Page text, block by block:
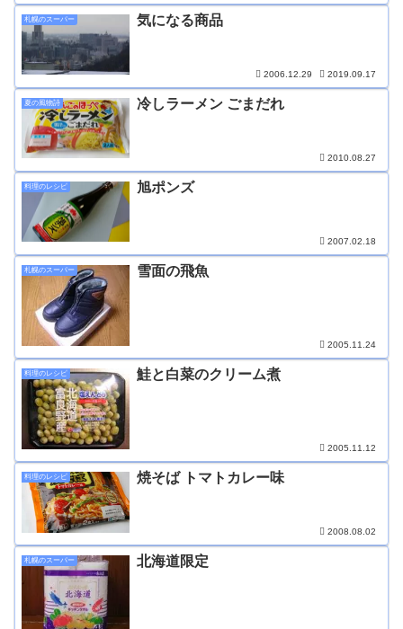
札幌のスーパー 気になる商品
2006.12.29 2019.09.17
夏の風物詩 冷しラーメン ごまだれ
2010.08.27
料理のレシピ 旭ポンズ
2007.02.18
札幌のスーパー 雪面の飛魚
2005.11.24
料理のレシピ 鮭と白菜のクリーム煮
2005.11.12
料理のレシピ 焼そば トマトカレー味
2008.08.02
札幌のスーパー 北海道限定